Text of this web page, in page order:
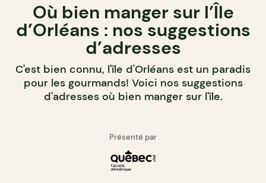
Où bien manger sur l’Île
d’Orléans : nos suggestions
d’adresses
C'est bien connu, l'île d'Orléans est un paradis
pour les gourmands! Voici nos suggestions
d'adresses où bien manger sur l'île.
Présenté par